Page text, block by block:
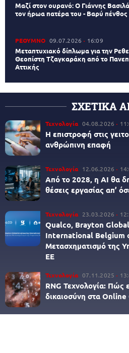
Μαζί στον ουρανό: Ο Γιάννης
τον ήρωα πατέρα του - Βαρύ
ΡΕΘΥΜΝΟ 09.07.2026 16:09
Μεταπτυχιακό δίπλωμα για την
Θεοπίστη Τζαγκαράκη από το
Αττικής
ΣΧΕΤΙΚΑ
Τεχνολογία 04.08.2026
Η επιστροφή στις
ανθρώπινη επαφή
Τεχνολογία 12.06.2026
Από το 2028, η AI θα
θέσεις εργασίας απ’
Τεχνολογία 23.03.2026
Qualco, Brayton
International Belgium
Μετασχηματισμό της
ΕΕ
Τεχνολογία 07.11.2025
RNG Τεχνολογία: Πώς
δικαιοσύνη στα Online